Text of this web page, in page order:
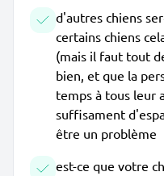
d'autres chiens
certains chiens
(mais il faut tout
bien, et que la
temps à tous leur
suffisament
être un problème
est-ce que votre